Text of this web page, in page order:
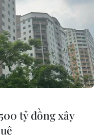
định sử dụng
cáo
tỷ đồng xây